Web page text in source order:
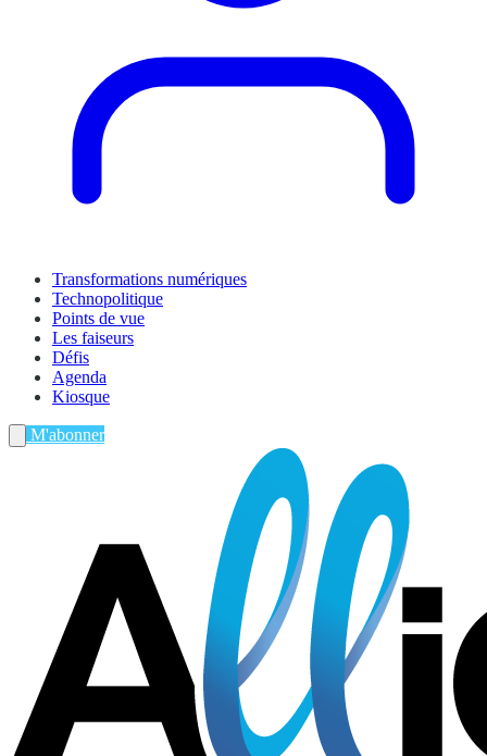
Transformations numériques
Technopolitique
Points de vue
Les faiseurs
Défis
Agenda
Kiosque
M'abonner